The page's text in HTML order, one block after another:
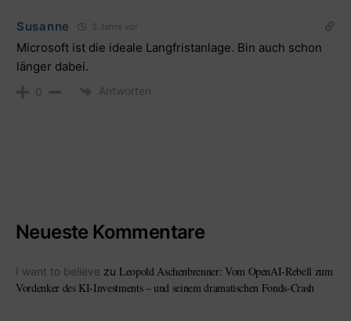
Susanne 3 Jahre vor
Microsoft ist die ideale Langfristanlage. Bin auch schon
länger dabei.
0 Antworten
Neueste Kommentare
I want to believe zu Leopold Aschenbrenner: Vom OpenAI-Rebell zum
Vordenker des KI-Investments – und seinem dramatischen Fonds-Crash